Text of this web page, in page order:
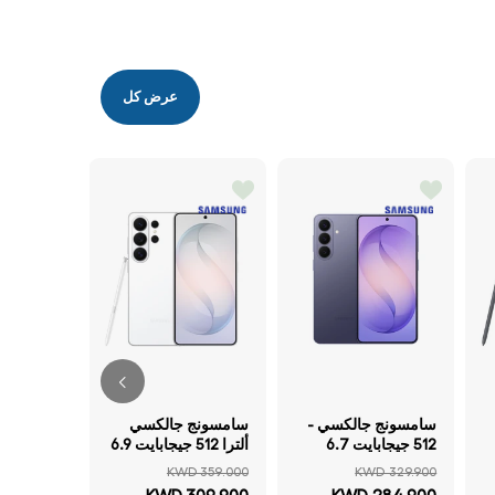
عرض كل
سامسونج جالكسي -
512 جيجابايت 6.7
KWD 329.900
سامسونج جالكسي
ألترا 512 جيجابايت 6.9
KWD 359.000